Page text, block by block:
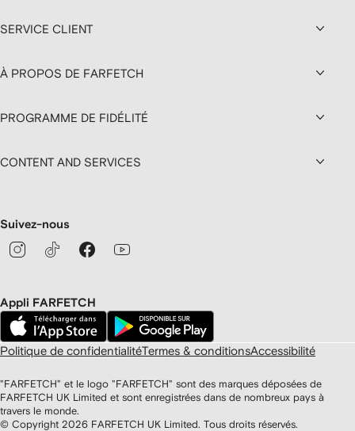
SERVICE CLIENT
À PROPOS DE FARFETCH
PROGRAMME DE FIDÉLITÉ
CONTENT AND SERVICES
Suivez-nous
Appli FARFETCH
Politique de confidentialitéTermes & conditionsAccessibilité
"FARFETCH" et le logo "FARFETCH" sont des marques déposées de
FARFETCH UK Limited et sont enregistrées dans de nombreux pays à
travers le monde.
© Copyright 2026 FARFETCH UK Limited. Tous droits réservés.